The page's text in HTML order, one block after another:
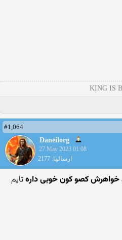
KING IS
#1,064
Daneilorg
27 May 2023 01:08
ارسالها: 2177
خواهرش کصو کون خوبی دارهتایم